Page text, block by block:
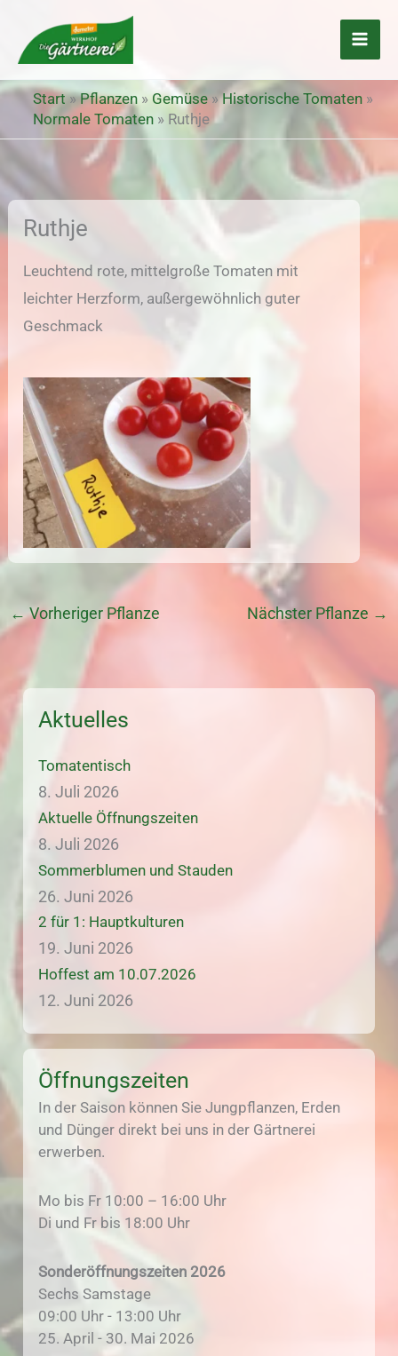
Inhalt
springen
Start»Pflanzen »Gemüse»Historische Tomaten »
Normale Tomaten » Ruthje
Ruthje
Leuchtend rote, mittelgroße Tomaten mit
leichter Herzform, außergewöhnlich guter
Geschmack
←Vorheriger Pflanze Nächster Pflanze →
Aktuelles
Tomatentisch
8. Juli 2026
Aktuelle Öffnungszeiten
8. Juli 2026
Sommerblumen und Stauden
26. Juni 2026
2 für 1: Hauptkulturen
19. Juni 2026
Hoffest am 10.07.2026
12. Juni 2026
Öffnungszeiten
In der Saison können Sie Jungpflanzen, Erden
und Dünger direkt bei uns in der Gärtnerei
erwerben.
Mo bis Fr 10:00 – 16:00 Uhr
Di und Fr bis 18:00 Uhr
Sonderöffnungszeiten 2026
Sechs Samstage
09:00 Uhr - 13:00 Uhr
25. April - 30. Mai 2026